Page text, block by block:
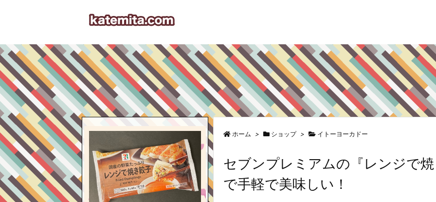
ホーム > ショップ > イトーヨーカドー
セブンプレミアムの『レンジで
で手軽で美味しい！